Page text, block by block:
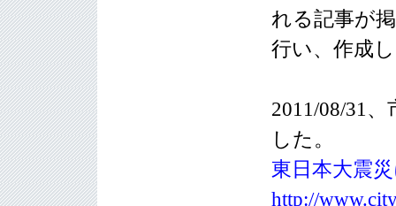
れる記事が
行い、作成
2011/08/31
した。
東日本大震
http://